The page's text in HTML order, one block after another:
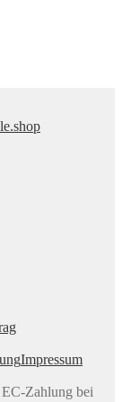
Impressum
Zahlung bei